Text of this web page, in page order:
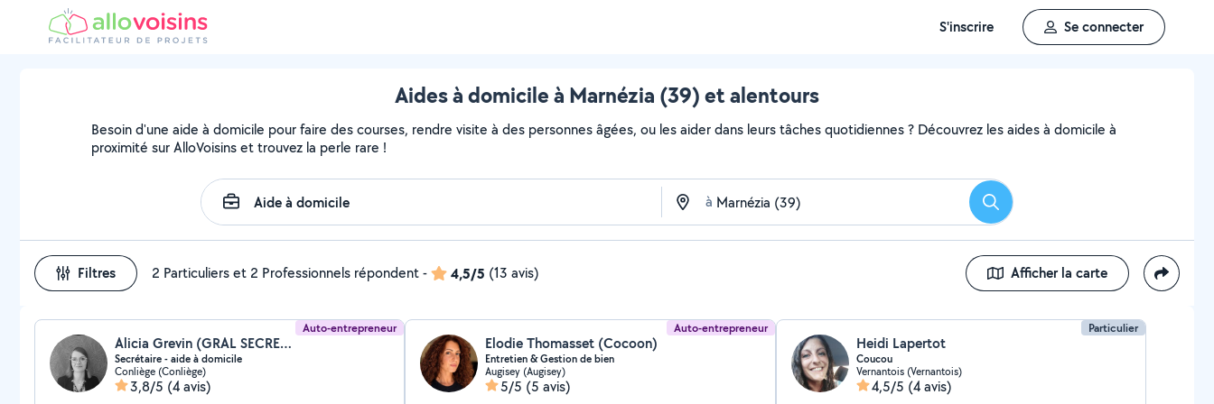
S'inscrire Se connecter
Aides à domicile à Marnézia (39) et alentours
Besoin d'une aide à domicile pour faire des courses, rendre visite à des personnes âgées, ou les aider dans leurs tâches quotidiennes ? Découvrez les aides à domicile à
proximité sur AlloVoisins et trouvez la perle rare !
à Rechercher
Filtres 2 Particuliers et 2 Professionnels répondent- 4,5/5 (13 avis) Afficher la carte
Auto-entrepreneur
Alicia Grevin (GRAL SECRETARIAT)
Secrétaire - aide à domicile
Conliège (Conliège)
3,8/5 (4 avis)
Auto-entrepreneur
Elodie Thomasset (Cocoon)
Entretien & Gestion de bien
Augisey (Augisey)
5/5 (5 avis)
Particulier
Heidi Lapertot
Coucou
Vernantois (Vernantois)
4,5/5 (4 avis)